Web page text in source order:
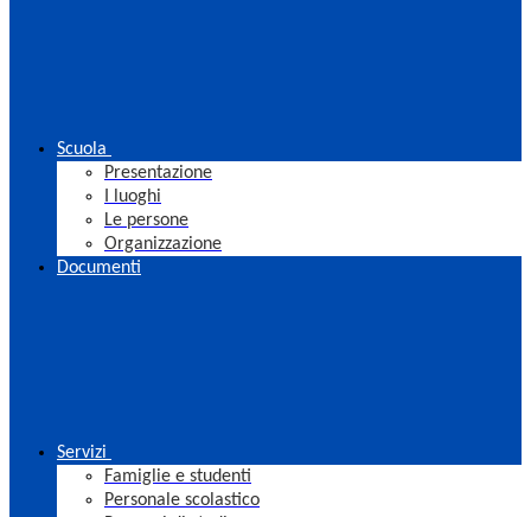
Scuola
Presentazione
I luoghi
Le persone
Organizzazione
Documenti
Servizi
Famiglie e studenti
Personale scolastico